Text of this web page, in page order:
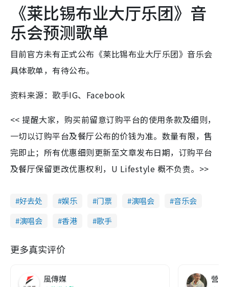
《莱比锡布业大厅乐团》音
乐会预测歌单
目前官方未有正式公布《莱比锡布业大厅乐团》音乐会
具体歌单，有待公布。
资料来源：歌手IG、Facebook
<< 提醒大家，购买前留意订购平台的使用条款及细则，
一切以订购平台及餐厅公布的价钱为准。数量有限，售
完即止；所有优惠细则更新至文章发布日期，订购平台
及餐厅保留更改优惠权利，U Lifestyle 概不负责。>>
好去处 娱乐 门票 演唱会
音乐会
演唱会
香港 歌手
更多真实评价
風傳媒 營養